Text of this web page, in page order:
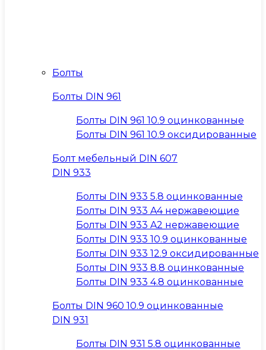
Болты
Болты DIN 961
Болты DIN 961 10.9 оцинкованные
Болты DIN 961 10.9 оксидированные
Болт мебельный DIN 607
DIN 933
Болты DIN 933 5.8 оцинкованные
Болты DIN 933 A4 нержавеющие
Болты DIN 933 A2 нержавеющие
Болты DIN 933 10.9 оцинкованные
Болты DIN 933 12.9 оксидированные
Болты DIN 933 8.8 оцинкованные
Болты DIN 933 4.8 оцинкованные
Болты DIN 960 10.9 оцинкованные
DIN 931
Болты DIN 931 5.8 оцинкованные